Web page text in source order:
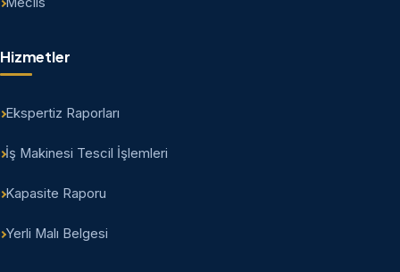
Hizmetler
Ekspertiz Raporları
İş Makinesi Tescil İşlemleri
Kapasite Raporu
Yerli Malı Belgesi